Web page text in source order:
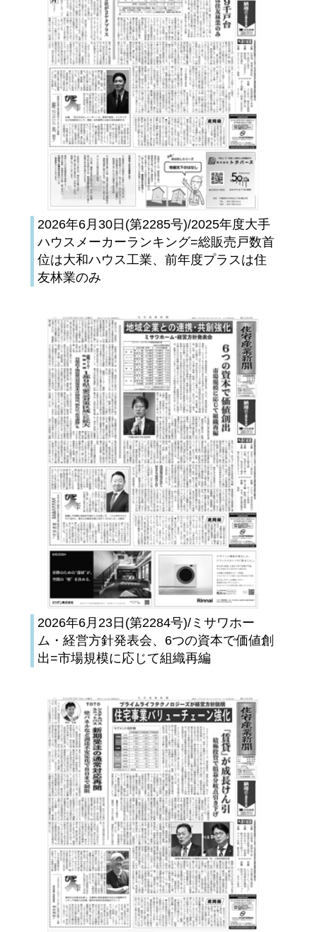
2026年6月30日(第2285号)/2025年度大手
ハウスメーカーランキング=総販売戸数首
位は大和ハウス工業、前年度プラスは住
友林業のみ
2026年6月23日(第2284号)/ミサワホー
ム・経営方針発表会、6つの資本で価値創
出=市場規模に応じて組織再編